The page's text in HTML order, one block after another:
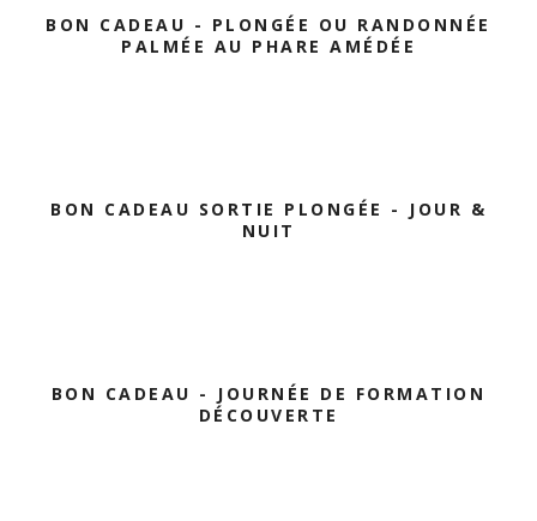
BON CADEAU - PLONGÉE OU RANDONNÉE
PALMÉE AU PHARE AMÉDÉE
BON CADEAU SORTIE PLONGÉE - JOUR &
NUIT
BON CADEAU - JOURNÉE DE FORMATION
DÉCOUVERTE